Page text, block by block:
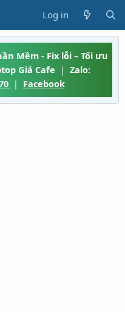
Log in
Mềm - Fix lỗi – Tối ưu
Giá Cafe | Zalo:
| Facebook